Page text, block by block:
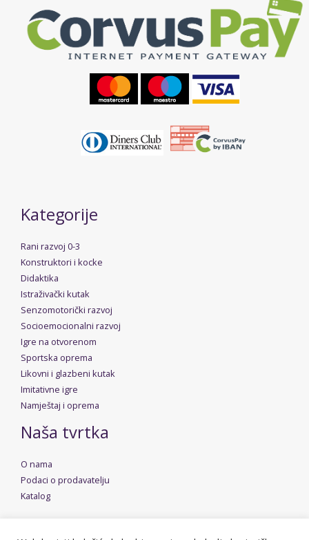
Kategorije
Rani razvoj 0-3
Konstruktori i kocke
Didaktika
Istraživački kutak
Senzomotorički razvoj
Socioemocionalni razvoj
Igre na otvorenom
Sportska oprema
Likovni i glazbeni kutak
Imitativne igre
Namještaj i oprema
Naša tvrtka
O nama
Podaci o prodavatelju
Katalog